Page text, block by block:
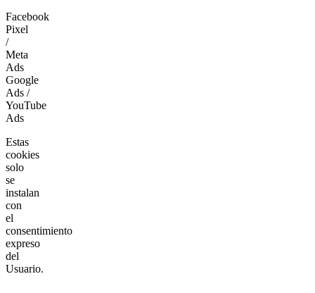
Facebook
Pixel
/
Meta
Ads
Google
Ads /
YouTube
Ads
Estas
cookies
solo
se
instalan
con
el
consentimiento
expreso
del
Usuario.